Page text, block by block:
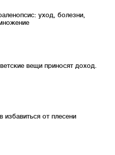
уход, болезни,
вещи приносят доход.
избавиться от плесени